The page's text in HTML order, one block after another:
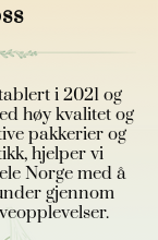
i 2021 og
høy kvalitet og
pakkerier og
hjelper vi
Norge med å
gjennom